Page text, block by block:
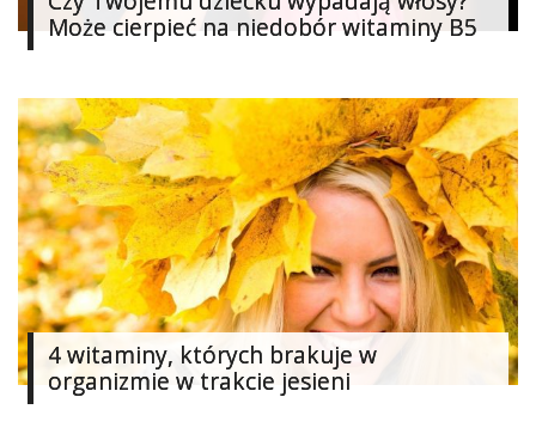
Może cierpieć na niedobór witaminy B5
4 witaminy, których brakuje w
organizmie w trakcie jesieni